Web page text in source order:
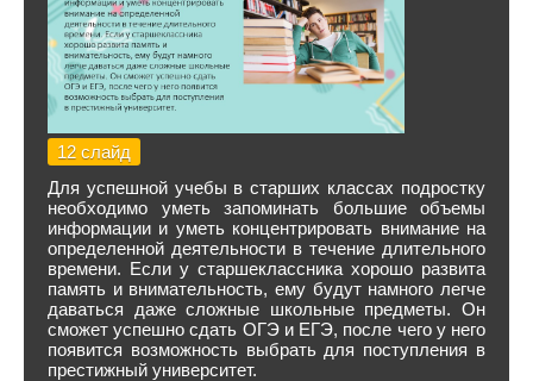
12 слайд
Для успешной учебы в старших классах подростку
необходимо уметь запоминать большие объемы
информации и уметь концентрировать внимание на
определенной деятельности в течение длительного
времени. Если у старшеклассника хорошо развита
память и внимательность, ему будут намного легче
даваться даже сложные школьные предметы. Он
сможет успешно сдать ОГЭ и ЕГЭ, после чего у него
появится возможность выбрать для поступления в
престижный университет.